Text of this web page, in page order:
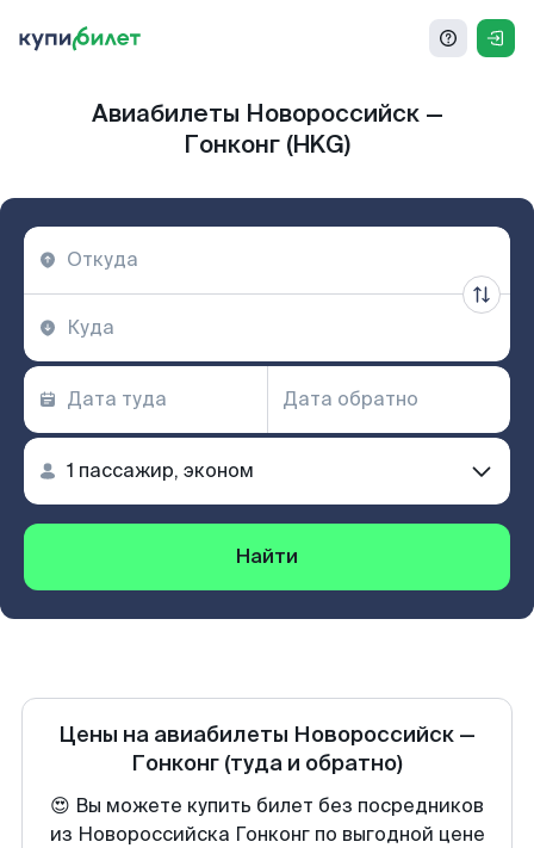
Авиабилеты Новороссийск —
Гонконг (HKG)
Найти
Цены на авиабилеты Новороссийск —
Гонконг (туда и обратно)
😍 Вы можете купить билет без посредников
из Новороссийска Гонконг по выгодной цене